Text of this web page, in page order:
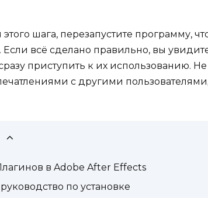
шага, перезапустите программу,
Если всё сделано правильно, вы
приступить к их использованию. Не
с другими
в Adobe After Effects
по установке